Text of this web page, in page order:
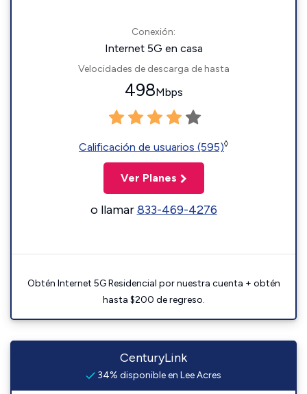
Conexión:
Internet 5G en casa
Velocidades de descarga de hasta
498Mbps
Calificación de usuarios (595)◊
Ver Planes
o llamar833-469-4276
Obtén Internet 5G Residencial por nuestra cuenta + obtén
hasta $200 de regreso.
CenturyLink
34% disponible en Lee Acres